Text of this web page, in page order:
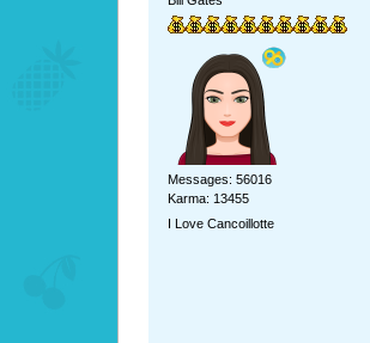
Messages: 56016
Karma: 13455
I Love Cancoillotte